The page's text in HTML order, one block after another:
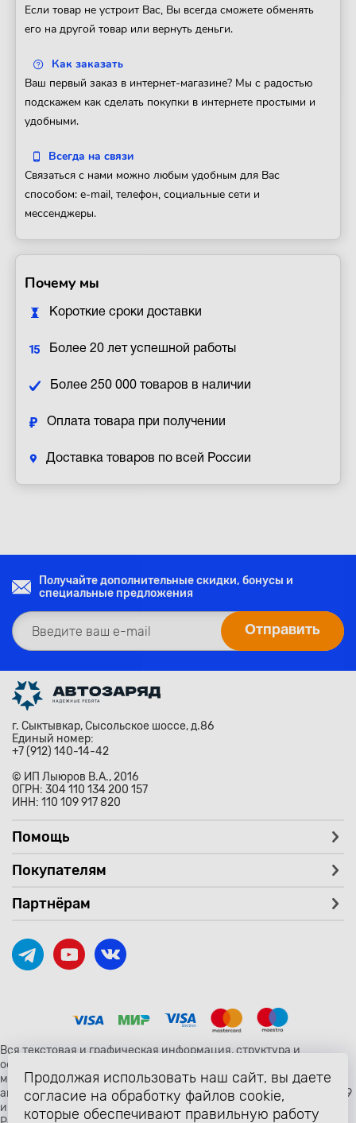
Если товар не устроит Вас, Вы всегда сможете обменять
его на другой товар или вернуть деньги.
Как заказать
Ваш первый заказ в интернет-магазине? Мы с радостью
подскажем как сделать покупки в интернете простыми и
удобными.
Всегда на связи
Связаться с нами можно любым удобным для Вас
способом: e-mail, телефон, социальные сети и
мессенджеры.
Почему мы
Короткие сроки доставки
Более 20 лет успешной работы
Более 250 000 товаров в наличии
Оплата товара при получении
Доставка товаров по всей России
Получайте дополнительные скидки, бонусы и
специальные предложения
г. Сыктывкар, Сысольское шоссе, д.86
Единый номер:
+7 (912) 140-14-42
© ИП Лыюров В.А., 2016
ОГРН: 304 110 134 200 157
ИНН: 110 109 917 820
Помощь
Покупателям
Партнёрам
Вся текстовая и графическая информация, структура и
оформление страницы avtozaryad.ru защищены российскими и
международными законами и соглашениями об охране
авторских прав и интеллектуальной собственности (статьи 1259
и 1260 главы 70 «Авторское право» Гражданского Кодекса
Продолжая использовать наш сайт, вы даете
согласие на обработку файлов cookie,
которые обеспечивают правильную работу